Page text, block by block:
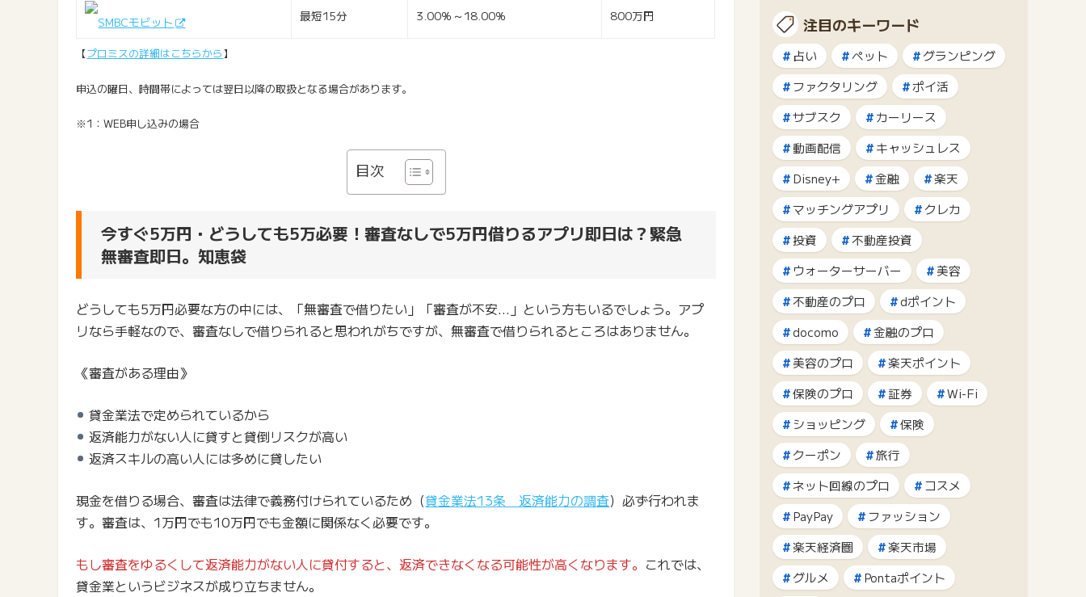
SMBCモビット 最短15分 3.00％～18.00％ 800万円
【プロミスの詳細はこちらから】
申込の曜日、時間帯によっては翌日以降の取扱となる場合があります。
※1：WEB申し込みの場合
目次
今すぐ5万円・どうしても5万必要！審査なしで5万円借りるアプリ即日は？緊急
無審査即日。知恵袋
どうしても5万円必要な方の中には、「無審査で借りたい」「審査が不安…」という方もいるでしょう。アプ
リなら手軽なので、審査なしで借りられると思われがちですが、無審査で借りられるところはありません。
《審査がある理由》
貸金業法で定められているから
返済能力がない人に貸すと貸倒リスクが高い
返済スキルの高い人には多めに貸したい
現金を借りる場合、審査は法律で義務付けられているため（貸金業法13条 返済能力の調査）必ず行われま
す。審査は、1万円でも10万円でも金額に関係なく必要です。
もし審査をゆるくして返済能力がない人に貸付すると、返済できなくなる可能性が高くなります。 これでは、
貸金業というビジネスが成り立ちません。
注目のキーワード
占い ペット
グランピング
ファクタリング
ポイ活
サブスク
カーリース
動画配信
キャッシュレス
Disney+
金融
楽天
マッチングアプリ
クレカ
投資
不動産投資
ウォーターサーバー
美容
不動産のプロ
dポイント
docomo
金融のプロ
美容のプロ
楽天ポイント
保険のプロ
証券
Wi-Fi
ショッピング
保険
クーポン
旅行
ネット回線のプロ
コスメ
PayPay
ファッション
楽天経済圏
楽天市場
グルメ
Pontaポイント